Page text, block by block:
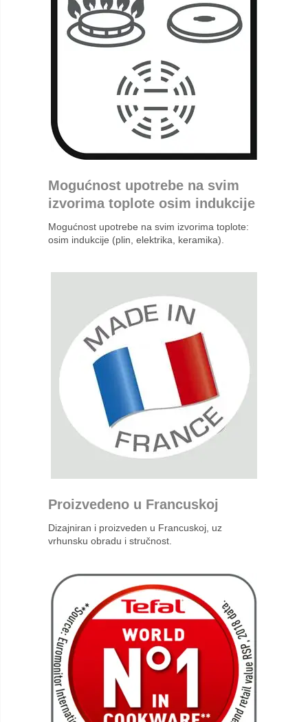
Mogućnost upotrebe na svim
izvorima toplote osim indukcije
Mogućnost upotrebe na svim izvorima toplote:
osim indukcije (plin, elektrika, keramika).
Proizvedeno u Francuskoj
Dizajniran i proizveden u Francuskoj, uz
vrhunsku obradu i stručnost.